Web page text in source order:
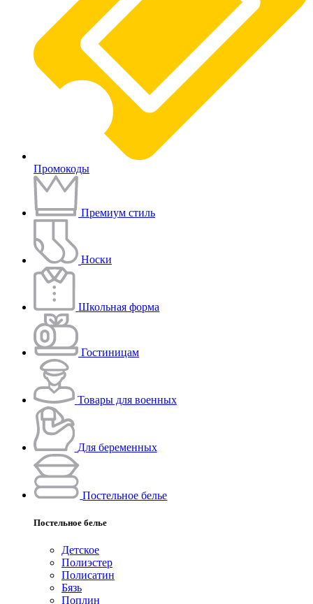
Промокоды
Премиум стиль
Носки
Школьная форма
Гостиницам
Товары для военных
Для беременных
Постельное белье
Постельное белье
Детское
Полиэстeр
Полисатин
Бязь
Поплин